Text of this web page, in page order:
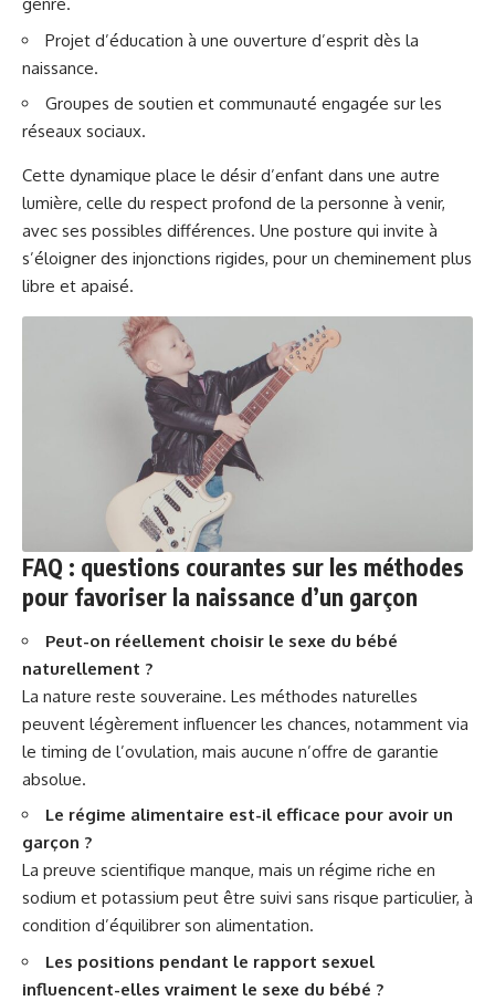
Projet d’éducation à une ouverture d’esprit dès la
naissance.
Groupes de soutien et communauté engagée sur les
réseaux sociaux.
Cette dynamique place le désir d’enfant dans une autre
lumière, celle du respect profond de la personne à venir,
avec ses possibles différences. Une posture qui invite à
s’éloigner des injonctions rigides, pour un cheminement plus
libre et apaisé.
FAQ : questions courantes sur les méthodes
pour favoriser la naissance d’un garçon
Peut-on réellement choisir le sexe du bébé
naturellement ?
La nature reste souveraine. Les méthodes naturelles
peuvent légèrement influencer les chances, notamment via
le timing de l’ovulation, mais aucune n’offre de garantie
absolue.
Le régime alimentaire est-il efficace pour avoir un
garçon ?
La preuve scientifique manque, mais un régime riche en
sodium et potassium peut être suivi sans risque particulier, à
condition d’équilibrer son alimentation.
Les positions pendant le rapport sexuel
influencent-elles vraiment le sexe du bébé ?